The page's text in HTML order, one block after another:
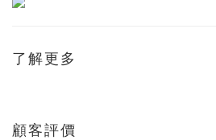
了解更多
顧客評價